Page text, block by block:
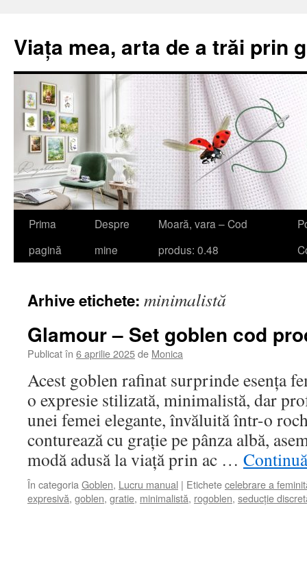
Viața mea, arta de a trăi prin
Sari
Prima
pagină
Despre
mine
Moară, vara – Cod
produs: 0.48
Arhive etichete: minimalistă
Glamour – Set goblen cod
Publicat în 6 aprilie 2025de Monica
Acest goblen rafinat surprinde esența
o expresie stilizată, minimalistă, dar
unei femei elegante, învăluită într-o
conturează cu grație pe pânza albă,
modă adusă la viață prin ac …
În categoria Goblen, Lucru manual | Etichetecelebrare a
expresivă, goblen, gratie, minimalistă, rogoblen, seducție